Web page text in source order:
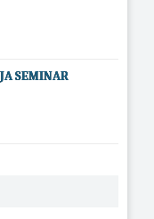
SEMINAR